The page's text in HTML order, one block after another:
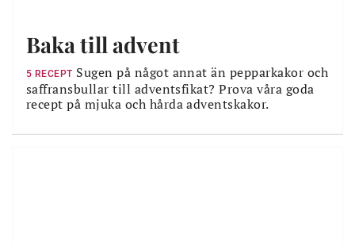
Baka till advent
5 RECEPT Sugen på något annat än pepparkakor och
saffransbullar till adventsfikat? Prova våra goda
recept på mjuka och hårda adventskakor.